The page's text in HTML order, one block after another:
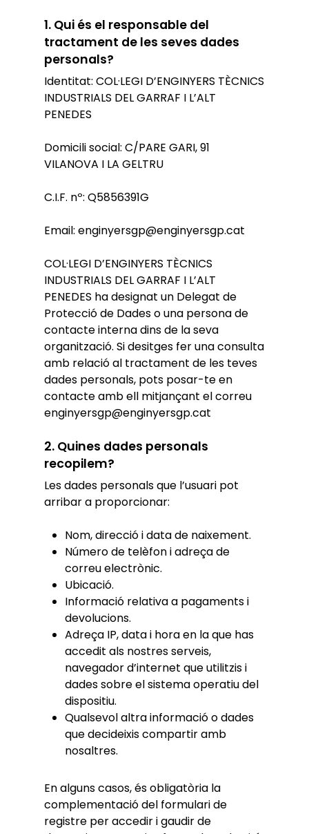
1. Qui és el responsable del
tractament de les seves dades
personals?
Identitat: COL·LEGI D’ENGINYERS TÈCNICS
INDUSTRIALS DEL GARRAF I L’ALT
PENEDES
Domicili social: C/PARE GARI, 91
VILANOVA I LA GELTRU
C.I.F. nº: Q5856391G
Email: enginyersgp@enginyersgp.cat
COL·LEGI D’ENGINYERS TÈCNICS
INDUSTRIALS DEL GARRAF I L’ALT
PENEDES ha designat un Delegat de
Protecció de Dades o una persona de
contacte interna dins de la seva
organització. Si desitges fer una consulta
amb relació al tractament de les teves
dades personals, pots posar-te en
contacte amb ell mitjançant el correu
enginyersgp@enginyersgp.cat
2. Quines dades personals
recopilem?
Les dades personals que l’usuari pot
arribar a proporcionar:
Nom, direcció i data de naixement.
Número de telèfon i adreça de
correu electrònic.
Ubicació.
Informació relativa a pagaments i
devolucions.
Adreça IP, data i hora en la que has
accedit als nostres serveis,
navegador d’internet que utilitzis i
dades sobre el sistema operatiu del
dispositiu.
Qualsevol altra informació o dades
que decideixis compartir amb
nosaltres.
En alguns casos, és obligatòria la
complementació del formulari de
registre per accedir i gaudir de